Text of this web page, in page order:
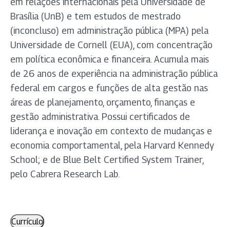
Brasília (UnB) e tem estudos de mestrado
(inconcluso) em administração pública (MPA) pela
Universidade de Cornell (EUA), com concentração
em política econômica e financeira. Acumula mais
de 26 anos de experiência na administração pública
federal em cargos e funções de alta gestão nas
áreas de planejamento, orçamento, finanças e
gestão administrativa. Possui certificados de
liderança e inovação em contexto de mudanças e
economia comportamental, pela Harvard Kennedy
School; e de Blue Belt Certified System Trainer,
pelo Cabrera Research Lab.
Currículo